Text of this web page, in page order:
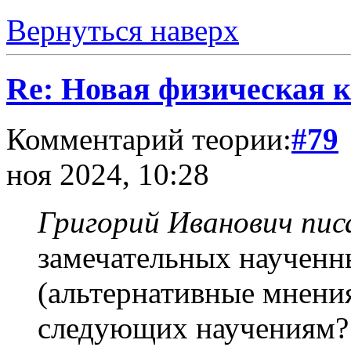
Вернуться наверх
Re: Новая физическая
Комментарий теории:#79
ноя 2024, 10:28
Григорий Иванович
замечательных
(альтернативные
следующих научениям?